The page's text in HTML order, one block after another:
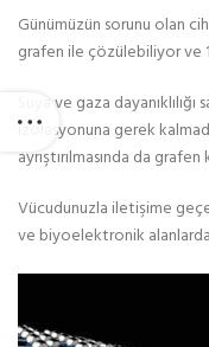
Günümüzün sorunu olan
grafen ile çözülebiliyor ve
Suya ve gaza
izolasyonuna gerek
ayrıştırılmasında da
Vücudunuzla iletişime
ve biyoelektronik alanlarda